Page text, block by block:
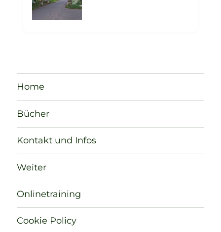
Home
Bücher
Kontakt und Infos
Weiter
Onlinetraining
Cookie Policy